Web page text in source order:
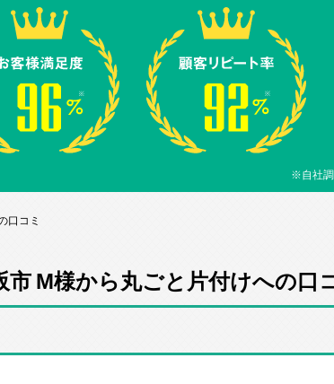
※自社
口コミ
市 M様から丸ごと片付けへの口